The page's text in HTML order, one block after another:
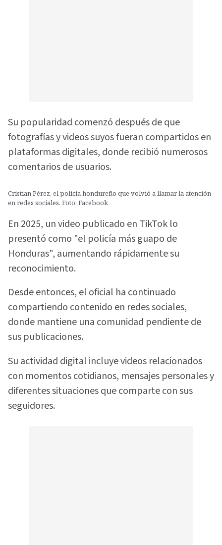
Su popularidad comenzó después de que
fotografías y videos suyos fueran compartidos en
plataformas digitales, donde recibió numerosos
comentarios de usuarios.
Cristian Pérez, el policía hondureño que volvió a llamar la atención
en redes sociales. Foto: Facebook
En 2025, un video publicado en TikTok lo
presentó como "el policía más guapo de
Honduras", aumentando rápidamente su
reconocimiento.
Desde entonces, el oficial ha continuado
compartiendo contenido en redes sociales,
donde mantiene una comunidad pendiente de
sus publicaciones.
Su actividad digital incluye videos relacionados
con momentos cotidianos, mensajes personales y
diferentes situaciones que comparte con sus
seguidores.